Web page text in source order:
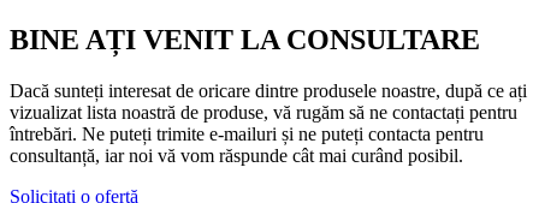
BINE AȚI VENIT LA CONSULTARE
Dacă sunteți interesat de oricare dintre produsele noastre, după ce ați
vizualizat lista noastră de produse, vă rugăm să ne contactați pentru
întrebări. Ne puteți trimite e-mailuri și ne puteți contacta pentru
consultanță, iar noi vă vom răspunde cât mai curând posibil.
Solicitați o ofertă